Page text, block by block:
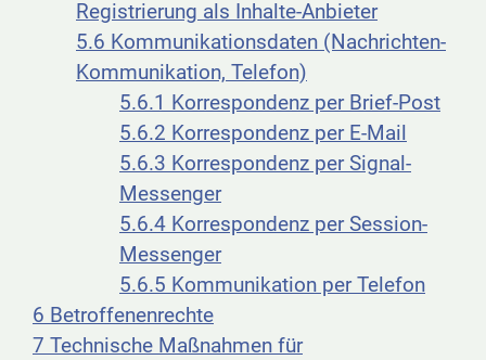
Registrierung als Inhalte-Anbieter
5.6 Kommunikationsdaten (Nachrichten-
Kommunikation, Telefon)
5.6.1 Korrespondenz per Brief-Post
5.6.2 Korrespondenz per E-Mail
5.6.3 Korrespondenz per Signal-
Messenger
5.6.4 Korrespondenz per Session-
Messenger
5.6.5 Kommunikation per Telefon
6 Betroffenenrechte
7 Technische Maßnahmen für